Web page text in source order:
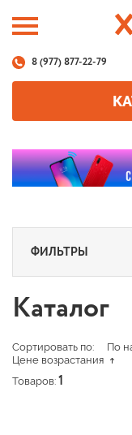
8 (977) 877-22-79
ФИЛЬТРЫ
Каталог
Сортировать по: По
Цене возрастания
Товаров: 1